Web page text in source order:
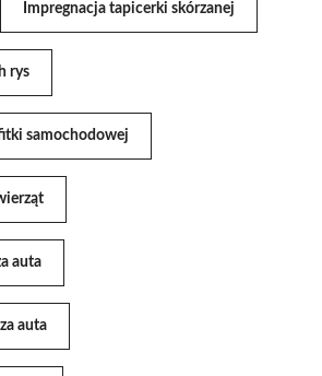
Impregnacja tapicerki skórzanej
rys
samochodowej
auta
auta